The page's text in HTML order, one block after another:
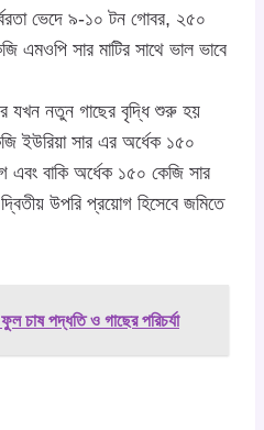
ভেদে ৯-১০ টন গোবর, ২৫০
এমওপি সার মাটির সাথে ভাল ভাবে
যখন নতুন গাছের বৃদ্ধি শুরু হয়
ইউরিয়া সার এর অর্ধেক ১৫০
বাকি অর্ধেক ১৫০ কেজি সার
উপরি প্রয়োগ হিসেবে জমিতে
ফুল চাষ পদ্ধতি ও গাছের পরিচর্যা